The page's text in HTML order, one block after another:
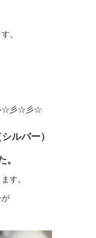
。
☆彡☆彡☆
ルバー）
。
す。
が